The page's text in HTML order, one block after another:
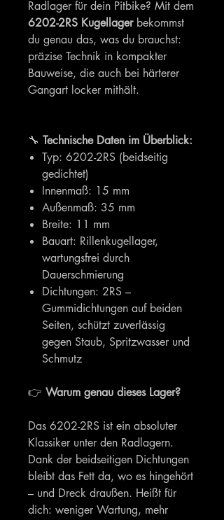
Radlager für dein Pitbike? Mit dem
6202-2RS Kugellagerbekommst
du genau das, was du brauchst:
präzise Technik in kompakter
Bauweise, die auch bei härterer
Gangart locker mithält.
🔧 Technische Daten im Überblick:
Typ: 6202-2RS (beidseitig
gedichtet)
Innenmaß: 15 mm
Außenmaß: 35 mm
Breite: 11 mm
Bauart: Rillenkugellager,
wartungsfrei durch
Dauerschmierung
Dichtungen: 2RS –
Gummidichtungen auf beiden
Seiten, schützt zuverlässig
gegen Staub, Spritzwasser und
Schmutz
👉 Warum genau dieses Lager?
Das 6202-2RS ist ein absoluter
Klassiker unter den Radlagern.
Dank der beidseitigen Dichtungen
bleibt das Fett da, wo es hingehört
– und Dreck draußen. Heißt für
dich: weniger Wartung, mehr